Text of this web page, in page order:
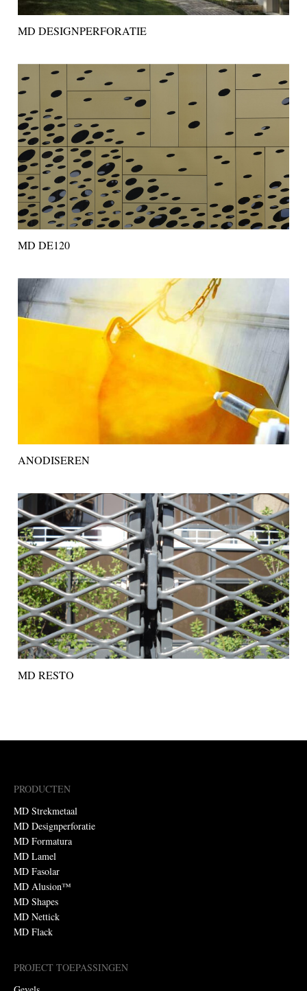
MD DESIGNPERFORATIE
MD DE120
ANODISEREN
MD RESTO
PRODUCTEN
MD Strekmetaal
MD Designperforatie
MD Formatura
MD Lamel
MD Fasolar
MD Alusion™
MD Shapes
MD Nettick
MD Flack
PROJECT TOEPASSINGEN